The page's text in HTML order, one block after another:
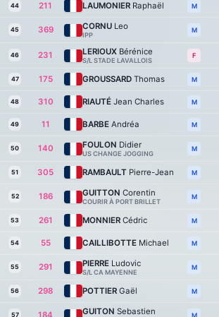
44 211 LAUMONIER Raphaël M
45 369 CORNU Leo
IPP
M
46 231 LERIOUX Bérénice
S/L STADE LAVALLOIS
F
47 175 GROUSSARD Thomas M
48 310 RIAUTÉ Jean Charles M
49 11 BARBE Andréa M
50 140 FOULON Didier
US CHANGE JOGGING
M
51 305 RAMBAULT Pierre-Jean M
52 186 GUITTON Corentin
COURIR À PORT BRILLET
M
53 261 MONNIER Cédric M
54 55 CAILLIBOTTE Michael M
55 291 PIERRE Ludovic
S/L CA MAYENNE
M
56 298 POTTIER Gaël M
57 184 GUITON Sebastien M